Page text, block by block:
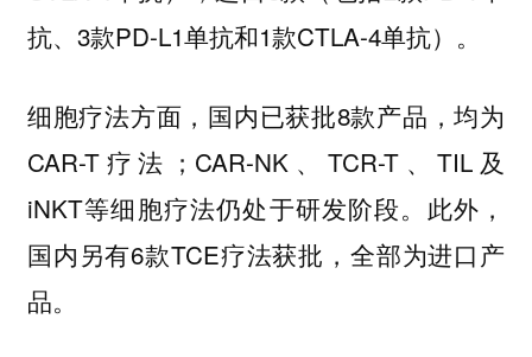
抗、3款PD-L1单抗和1款CTLA-4单抗）。
细胞疗法方面，国内已获批8款产品，均为
CAR-T疗法；CAR-NK、TCR-T、TIL及
iNKT等细胞疗法仍处于研发阶段。此外，
国内另有6款TCE疗法获批，全部为进口产
品。